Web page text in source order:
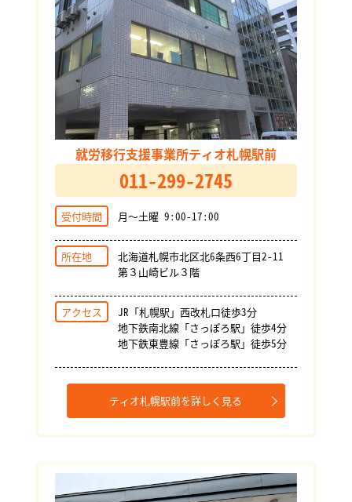
就労移行支援事業所ティオ札幌駅前
011-299-2745
受付時間 月～土曜 9:00-17:00
所在地
北海道札幌市北区北6条西6丁目2-11
第３山崎ビル３階
アクセス
JR「札幌駅」西改札口徒歩3分
地下鉄南北線「さっぽろ駅」徒歩4分
地下鉄東豊線「さっぽろ駅」徒歩5分
ティオ札幌駅前を詳しく見る